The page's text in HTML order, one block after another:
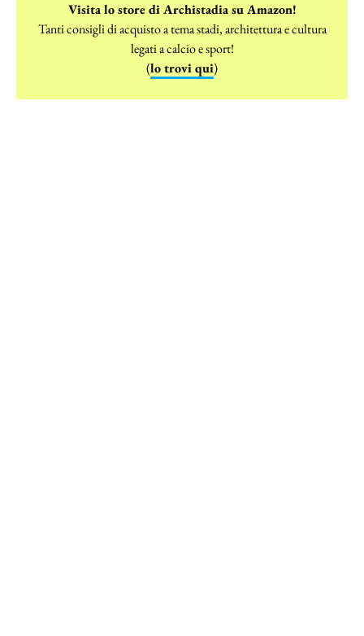
Visita lo store di Archistadia su Amazon!
Tanti consigli di acquisto a tema stadi, architettura e cultura
legati a calcio e sport!
(lo trovi qui)